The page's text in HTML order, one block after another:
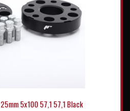
5x100 57,1 57,1 Black